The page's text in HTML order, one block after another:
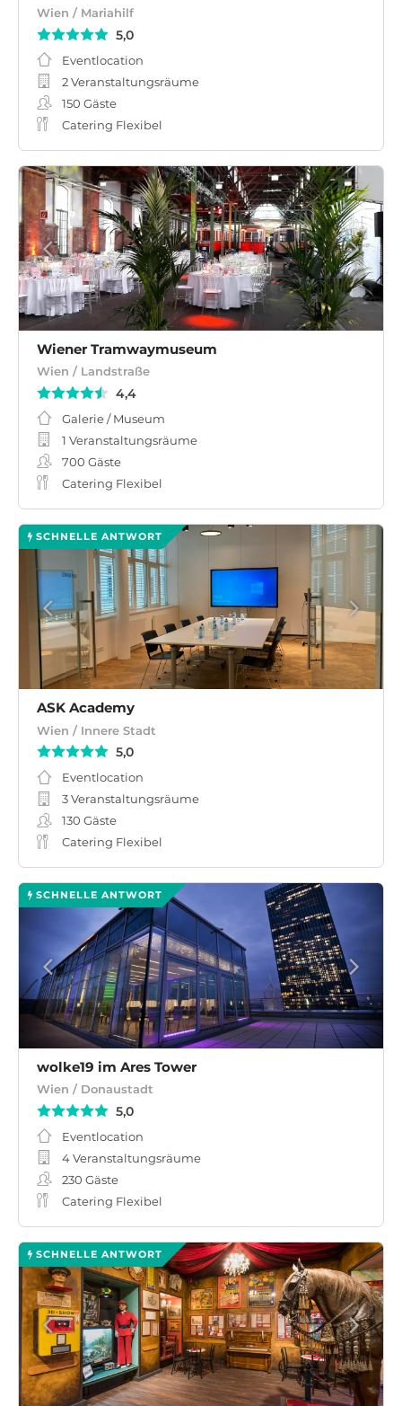
Wien / Mariahilf
5,0
Eventlocation
2 Veranstaltungsräume
150 Gäste
Catering Flexibel
Wiener Tramwaymuseum
Wien / Landstraße
4,4
Galerie / Museum
1 Veranstaltungsräume
700 Gäste
Catering Flexibel
SCHNELLE ANTWORT
ASK Academy
Wien / Innere Stadt
5,0
Eventlocation
3 Veranstaltungsräume
130 Gäste
Catering Flexibel
SCHNELLE ANTWORT
wolke19 im Ares Tower
Wien / Donaustadt
5,0
Eventlocation
4 Veranstaltungsräume
230 Gäste
Catering Flexibel
SCHNELLE ANTWORT